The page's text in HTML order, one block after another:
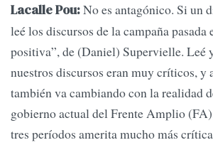
Lacalle Pou:No es antagónico. Si un
leé los discursos de la campaña
positiva”, de (Daniel) Supervielle. Leé
nuestros discursos eran muy críticos, y
también va cambiando con la realidad
gobierno actual del Frente Amplio
tres períodos amerita mucho más